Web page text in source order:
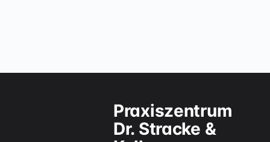
Praxiszentrum
Dr. Stracke &